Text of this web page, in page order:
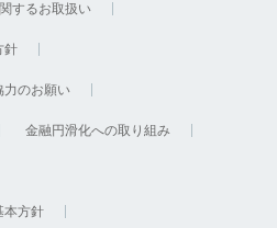
するお取扱い
針
力のお願い
金融円滑化への取り組み
本方針